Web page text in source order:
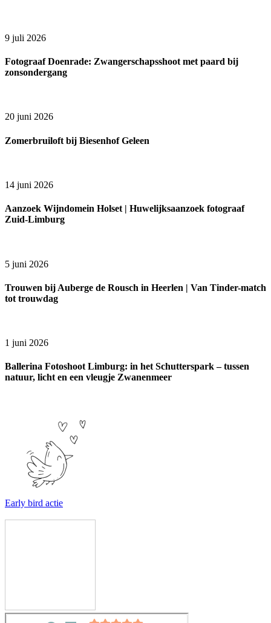
9 juli 2026
Fotograaf Doenrade: Zwangerschapsshoot met paard bij
zonsondergang
20 juni 2026
Zomerbruiloft bij Biesenhof Geleen
14 juni 2026
Aanzoek Wijndomein Holset | Huwelijksaanzoek fotograaf
Zuid-Limburg
5 juni 2026
Trouwen bij Auberge de Rousch in Heerlen | Van Tinder-match
tot trouwdag
1 juni 2026
Ballerina Fotoshoot Limburg: in het Schutterspark – tussen
natuur, licht en een vleugje Zwanenmeer
Early bird actie